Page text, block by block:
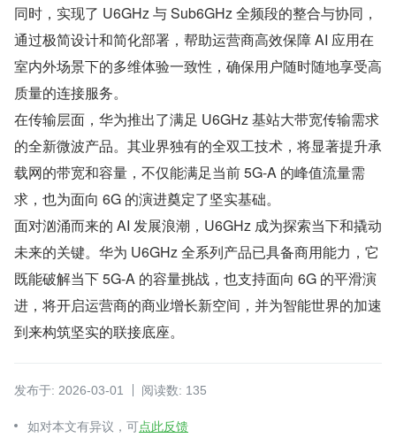
同时，实现了 U6GHz 与 Sub6GHz 全频段的整合与协同，
通过极简设计和简化部署，帮助运营商高效保障 AI 应用在
室内外场景下的多维体验一致性，确保用户随时随地享受高
质量的连接服务。
在传输层面，华为推出了满足 U6GHz 基站大带宽传输需求
的全新微波产品。其业界独有的全双工技术，将显著提升承
载网的带宽和容量，不仅能满足当前 5G-A 的峰值流量需
求，也为面向 6G 的演进奠定了坚实基础。
面对汹涌而来的 AI 发展浪潮，U6GHz 成为探索当下和撬动
未来的关键。华为 U6GHz 全系列产品已具备商用能力，它
既能破解当下 5G-A 的容量挑战，也支持面向 6G 的平滑演
进，将开启运营商的商业增长新空间，并为智能世界的加速
到来构筑坚实的联接底座。
发布于: 2026-03-01 阅读数: 135
如对本文有异议，可点此反馈